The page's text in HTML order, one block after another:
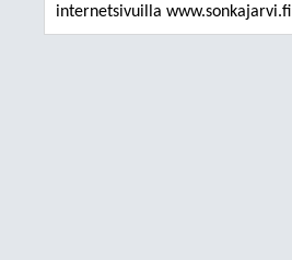
internetsivuilla www.sonkajarvi.fi